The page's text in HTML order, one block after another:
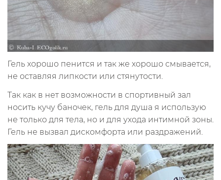
Гель хорошо пенится и так же хорошо смывается,
не оставляя липкости или стянутости.
Так как в нет возможности в спортивный зал
носить кучу баночек, гель для душа я использую
не только для тела, но и для ухода интимной зоны.
Гель не вызвал дискомфорта или раздражений.